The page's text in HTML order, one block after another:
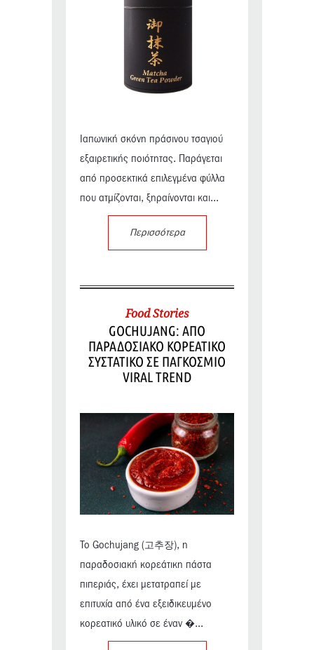
Ιαπωνική σκόνη πράσινου τσαγιού
εξαιρετικής ποιότητας. Παράγεται
από προσεκτικά επιλεγμένα φύλλα
που ατμίζονται, ξηραίνονται και...
Περισσότερα
Food Stories
GOCHUJANG: ΑΠΟ
ΠΑΡΑΔΟΣΙΑΚΟ ΚΟΡΕΑΤΙΚΟ
ΣΥΣΤΑΤΙΚΟ ΣΕ ΠΑΓΚΟΣΜΙΟ
VIRAL TREND
Το Gochujang (고추장), η
παραδοσιακή κορεάτικη πάστα
πιπεριάς, έχει μετατραπεί με
επιτυχία από ένα εξειδικευμένο
κορεατικό υλικό σε έναν �...